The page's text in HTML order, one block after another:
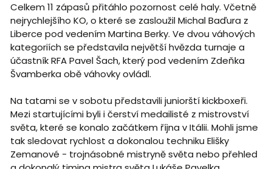
Celkem 11 zápasů přitáhlo pozornost celé haly. Včetně
nejrychlejšího KO, o které se zasloužil Michal Baďura z
Liberce pod vedením Martina Berky. Ve dvou váhových
kategoriích se představila největší hvězda turnaje a
účastník RFA Pavel Šach, který pod vedením Zdeňka
Švamberka obě váhovky ovládl.
Na tatami se v sobotu představili juniorští kickboxeři.
Mezi startujícími byli i čerství medailisté z mistrovství
světa, které se konalo začátkem října v Itálii. Mohli jsme
tak sledovat rychlost a dokonalou techniku Elišky
Zemanové - trojnásobné mistryně světa nebo přehled